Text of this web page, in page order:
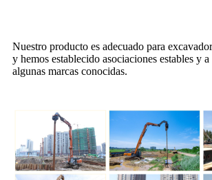
Nuestro producto es adecuado para
y hemos establecido asociaciones estables y
algunas marcas conocidas.